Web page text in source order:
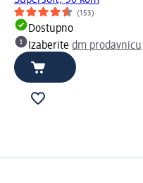
(153)
Dostupno
Izaberite dm prodavnicu